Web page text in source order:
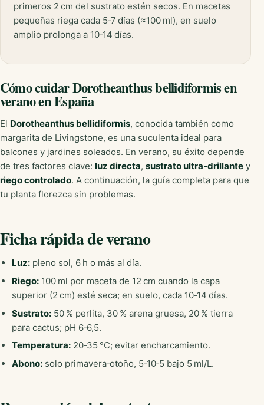
primeros 2 cm del sustrato estén secos. En macetas
pequeñas riega cada 5‑7 días (≈100 ml), en suelo
amplio prolonga a 10‑14 días.
Cómo cuidar Dorotheanthus bellidiformis en
verano en España
El Dorotheanthus bellidiformis, conocida también como
margarita de Livingstone, es una suculenta ideal para
balcones y jardines soleados. En verano, su éxito depende
de tres factores clave: luz directa, sustrato ultra‑drillante y
riego controlado. A continuación, la guía completa para que
tu planta florezca sin problemas.
Ficha rápida de verano
Luz:pleno sol, 6 h o más al día.
Riego:100 ml por maceta de 12 cm cuando la capa
superior (2 cm) esté seca; en suelo, cada 10‑14 días.
Sustrato:50 % perlita, 30 % arena gruesa, 20 % tierra
para cactus; pH 6‑6,5.
Temperatura:20‑35 °C; evitar encharcamiento.
Abono:solo primavera‑otoño, 5‑10‑5 bajo 5 ml/L.